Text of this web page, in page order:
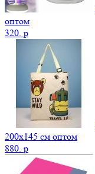
оптом
320. p
200х145 см оптом
880. p